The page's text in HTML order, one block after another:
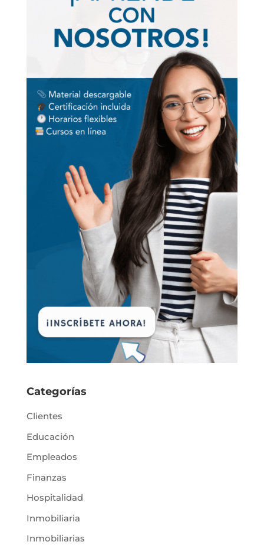
Categorías
Clientes
Educación
Empleados
Finanzas
Hospitalidad
Inmobiliaria
Inmobiliarias